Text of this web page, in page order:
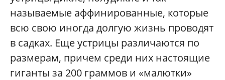
называемые аффинированные, которые
всю свою иногда долгую жизнь проводят
в садках. Еще устрицы различаются по
размерам, причем среди них настоящие
гиганты за 200 граммов и «малютки»